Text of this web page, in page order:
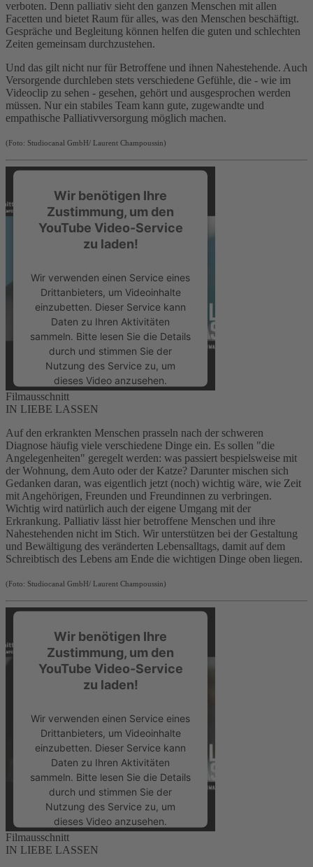
Management Platform&eRecht24
verboten. Denn palliativ sieht den ganzen Menschen mit allen
Facetten und bietet Raum für alles, was den Menschen beschäftigt.
Gespräche und Begleitung können helfen die guten und schlechten
Zeiten gemeinsam durchzustehen.
Und das gilt nicht nur für Betroffene und ihnen Nahestehende. Auch
Versorgende durchleben stets verschiedene Gefühle, die - wie im
Videoclip zu sehen - gesehen, gehört und ausgesprochen werden
müssen. Nur ein stabiles Team kann gute, zugewandte und
empathische Palliativversorgung möglich machen.
(Foto: Studiocanal GmbH/ Laurent Champoussin)
Wir benötigen Ihre
Zustimmung, um den
YouTube Video-Service
zu laden!
Wir verwenden einen Service eines
Drittanbieters, um Videoinhalte
einzubetten. Dieser Service kann
Daten zu Ihren Aktivitäten
sammeln. Bitte lesen Sie die Details
durch und stimmen Sie der
Nutzung des Service zu, um
dieses Video anzusehen.
Mehr Informationen
Akzeptieren
powered byUsercentrics Consent
Management Platform&eRecht24
Filmausschnitt
IN LIEBE LASSEN
Auf den erkrankten Menschen prasseln nach der schweren
Diagnose häufig viele verschiedene Dinge ein. Es sollen "die
Angelegenheiten" geregelt werden: was passiert bespielsweise mit
der Wohnung, dem Auto oder der Katze? Darunter mischen sich
Gedanken daran, was eigentlich jetzt (noch) wichtig wäre, wie Zeit
mit Angehörigen, Freunden und Freundinnen zu verbringen.
Wichtig wird natürlich auch der eigene Umgang mit der
Erkrankung. Palliativ lässt hier betroffene Menschen und ihre
Nahestehenden nicht im Stich. Wir unterstützen bei der Gestaltung
und Bewältigung des veränderten Lebensalltags, damit auf dem
Schreibtisch des Lebens am Ende die wichtigen Dinge oben liegen.
(Foto: Studiocanal GmbH/ Laurent Champoussin)
Wir benötigen Ihre
Zustimmung, um den
YouTube Video-Service
zu laden!
Wir verwenden einen Service eines
Drittanbieters, um Videoinhalte
einzubetten. Dieser Service kann
Daten zu Ihren Aktivitäten
sammeln. Bitte lesen Sie die Details
durch und stimmen Sie der
Nutzung des Service zu, um
dieses Video anzusehen.
Mehr Informationen
Filmausschnitt
IN LIEBE LASSEN